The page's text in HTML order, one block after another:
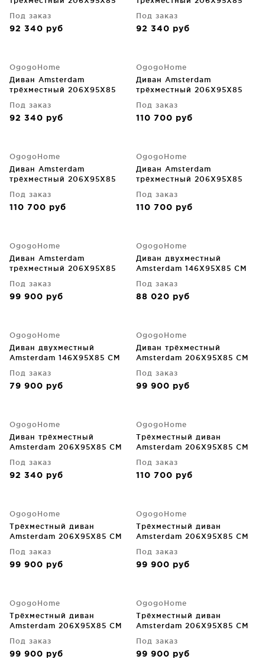
Под заказ
92 340 руб
Под заказ
92 340 руб
OgogoHome
Диван Amsterdam
трёхместный 206X95X85
Под заказ
92 340 руб
OgogoHome
Диван Amsterdam
трёхместный 206X95X85
Под заказ
110 700 руб
OgogoHome
Диван Amsterdam
трёхместный 206X95X85
Под заказ
110 700 руб
OgogoHome
Диван Amsterdam
трёхместный 206X95X85
Под заказ
110 700 руб
OgogoHome
Диван Amsterdam
трёхместный 206X95X85
Под заказ
99 900 руб
OgogoHome
Диван двухместный
Amsterdam 146X95X85 CM
Под заказ
88 020 руб
OgogoHome
Диван двухместный
Amsterdam 146X95X85 CM
Под заказ
79 900 руб
OgogoHome
Диван трёхместный
Amsterdam 206X95X85 CM
Под заказ
99 900 руб
OgogoHome
Диван трёхместный
Amsterdam 206X95X85 CM
Под заказ
92 340 руб
OgogoHome
Трёхместный диван
Amsterdam 206X95X85 CM
Под заказ
110 700 руб
OgogoHome
Трёхместный диван
Amsterdam 206X95X85 CM
Под заказ
99 900 руб
OgogoHome
Трёхместный диван
Amsterdam 206X95X85 CM
Под заказ
99 900 руб
OgogoHome
Трёхместный диван
Amsterdam 206X95X85 CM
Под заказ
99 900 руб
OgogoHome
Трёхместный диван
Amsterdam 206X95X85 CM
Под заказ
99 900 руб